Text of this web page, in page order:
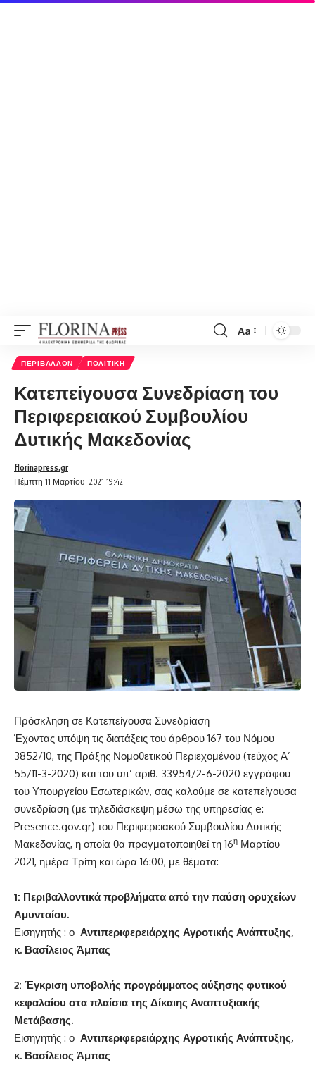
Font
Aa
ΠΕΡΙΒΆΛΛΟΝ ΠΟΛΙΤΙΚΉ
Κατεπείγουσα Συνεδρίαση του
Περιφερειακού Συμβουλίου
Δυτικής Μακεδονίας
Πέμπτη 11 Μαρτίου, 2021 19:42
florinapress.gr
Πρόσκληση σε Κατεπείγουσα Συνεδρίαση
Έχοντας υπόψη τις διατάξεις του άρθρου 167 του Νόμου
3852/10, της Πράξης Νομοθετικού Περιεχομένου (τεύχος Α’
55/11-3-2020) και του υπ’ αριθ. 33954/2-6-2020 εγγράφου
του Υπουργείου Εσωτερικών, σας καλούμε σε κατεπείγουσα
συνεδρίαση (με τηλεδιάσκεψη μέσω της υπηρεσίας e:
Presence.gov.gr) του Περιφερειακού Συμβουλίου Δυτικής
Μακεδονίας, η οποία θα πραγματοποιηθεί τη 16η Μαρτίου
2021, ημέρα Τρίτη και ώρα 16:00, με θέματα:
1: Περιβαλλοντικά προβλήματα από την παύση ορυχείων
Αμυνταίου.
Εισηγητής : ο Αντιπεριφερειάρχης Αγροτικής Ανάπτυξης,
κ. Βασίλειος Άμπας
2: Έγκριση υποβολής προγράμματος αύξησης φυτικού
κεφαλαίου στα πλαίσια της Δίκαιης Αναπτυξιακής
Μετάβασης.
Εισηγητής : ο Αντιπεριφερειάρχης Αγροτικής Ανάπτυξης,
κ. Βασίλειος Άμπας